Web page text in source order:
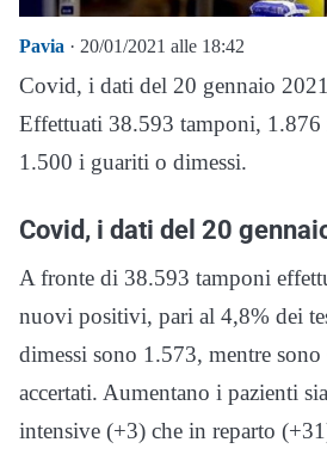
Pavia · 20/01/2021 alle 18:42
Covid, i dati del 20 gennaio
Effettuati 38.593 tamponi,
1.500 i guariti o dimessi.
Covid, i dati del 20
A fronte di 38.593 tamponi
nuovi positivi, pari al 4,8% dei
dimessi sono 1.573, mentre sono
accertati. Aumentano i pazienti
intensive (+3) che in reparto